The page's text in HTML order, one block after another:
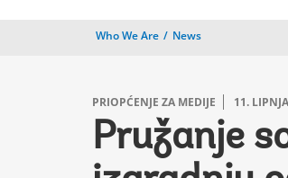
Who We Are News
PRIOPĆENJE ZA MEDIJE 11.
Pružanje